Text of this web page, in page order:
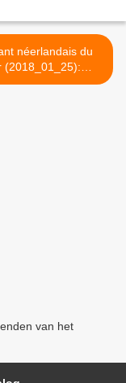
néerlandais du
(2018_01_25):
Koningin Mathilde >
van het